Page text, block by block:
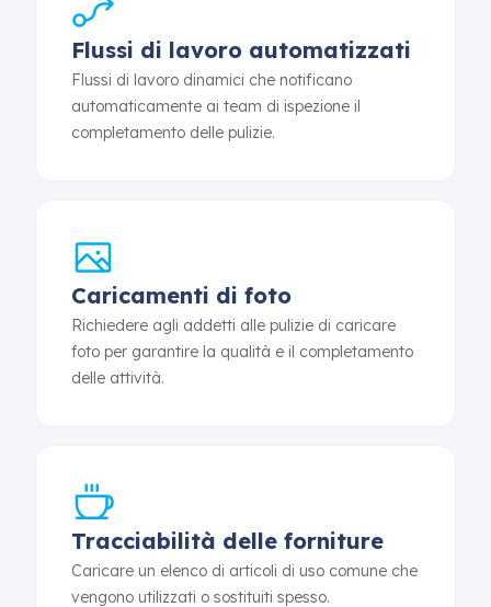
Flussi di lavoro automatizzati
Flussi di lavoro dinamici che notificano
automaticamente ai team di ispezione il
completamento delle pulizie.
Caricamenti di foto
Richiedere agli addetti alle pulizie di caricare
foto per garantire la qualità e il completamento
delle attività.
Tracciabilità delle forniture
Caricare un elenco di articoli di uso comune che
vengono utilizzati o sostituiti spesso.